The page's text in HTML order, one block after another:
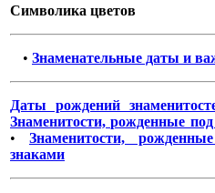
Символика цветов
• Знаменательные даты и
Даты рождений
Знаменитости, рожденные
•
Знаменитости,
знаками